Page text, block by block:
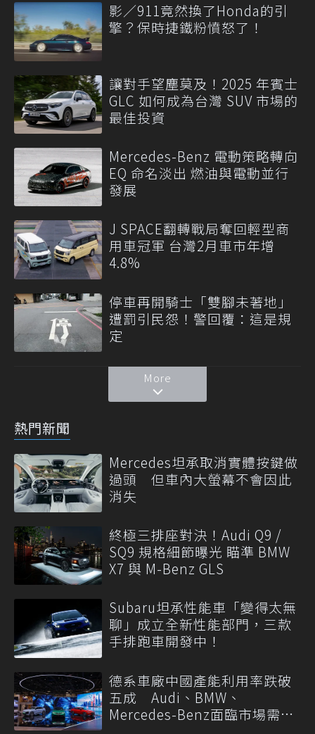
影／911竟然換了Honda的引
擎？保時捷鐵粉憤怒了！
讓對手望塵莫及！2025 年賓士
GLC 如何成為台灣 SUV 市場的
最佳投資
Mercedes-Benz 電動策略轉向
EQ 命名淡出 燃油與電動並行
發展
J SPACE翻轉戰局奪回輕型商
用車冠軍 台灣2月車市年增
4.8%
停車再開騎士「雙腳未著地」
遭罰引民怨！警回覆：這是規
定
More
熱門新聞
Mercedes坦承取消實體按鍵做
過頭 但車內大螢幕不會因此
消失
終極三排座對決！Audi Q9 /
SQ9 規格細節曝光 瞄準 BMW
X7 與 M-Benz GLS
Subaru坦承性能車「變得太無
聊」成立全新性能部門，三款
手排跑車開發中！
德系車廠中國產能利用率跌破
五成 Audi、BMW、
Mercedes-Benz面臨市場需求